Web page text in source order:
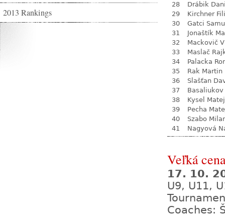
2013 Rankings
28
Drábik
29
Kirchner
30
Gatci
31
Jonaštík
32
Mackovič
33
Maslač
34
Palacka
35
Rak Martin
36
Slašťan
37
38
Kysel Matej
39
Pecha
40
Szabo
41
Nagyová
Veľká
17. 10.
U9, U11,
Coaches: